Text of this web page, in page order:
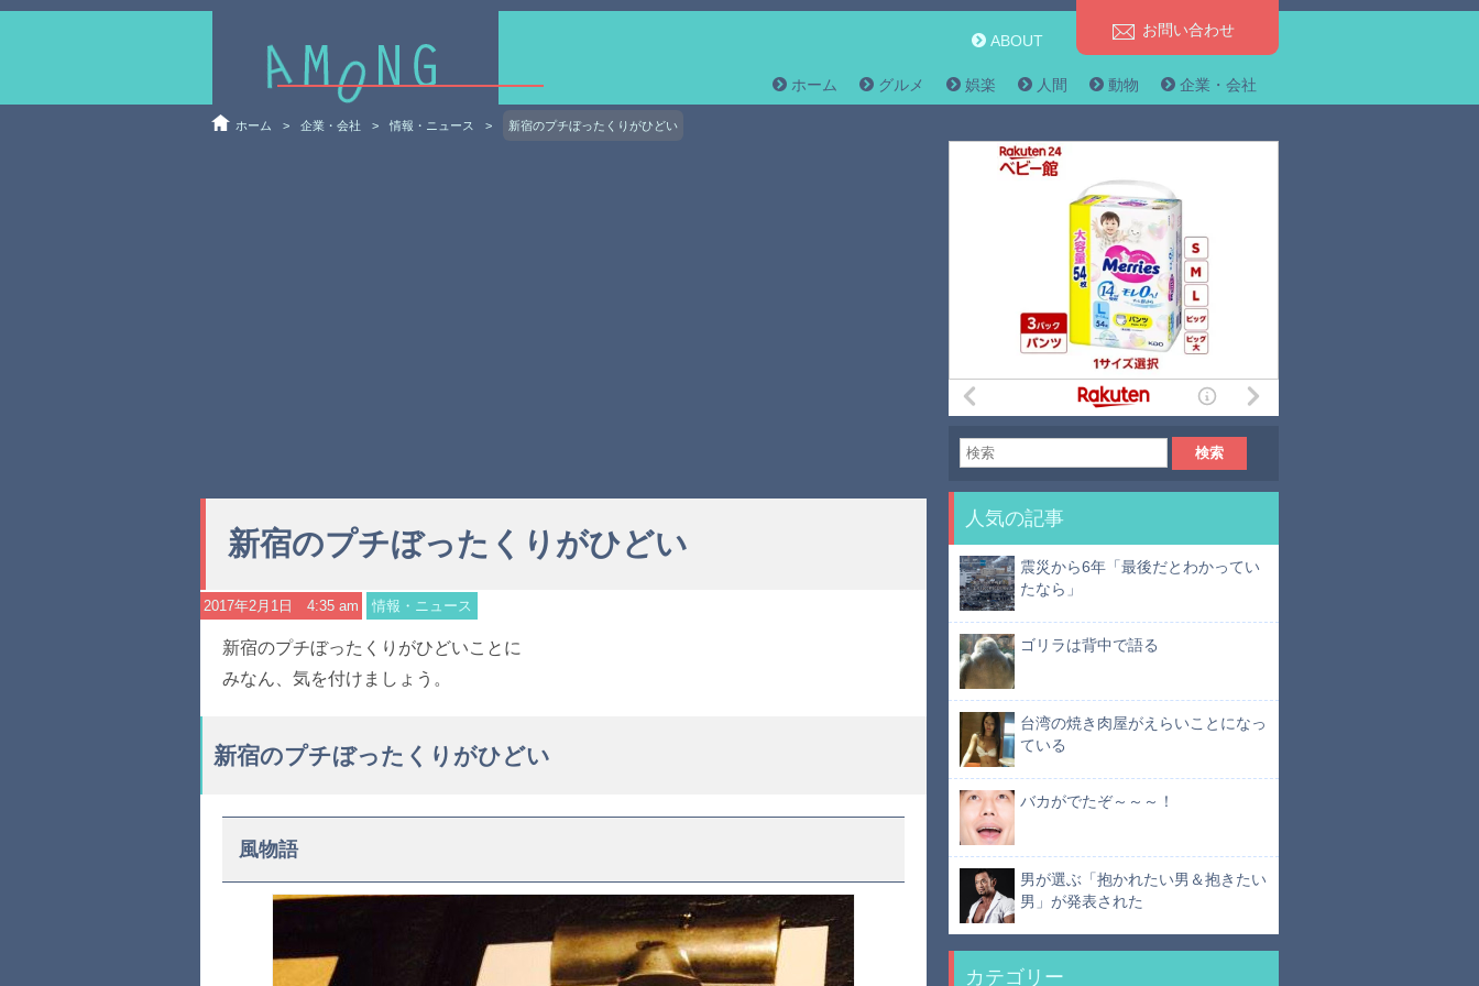
お問い合わせ
ABOUT
ホーム グルメ 娯楽 人間 動物 企業・会社
ホーム > 企業・会社 > 情報・ニュース > 新宿のプチぼったくりがひどい
新宿のプチぼったくりがひどい
2017年2月1日 4:35 am 情報・ニュース
新宿のプチぼったくりがひどいことに
みなん、気を付けましょう。
新宿のプチぼったくりがひどい
風物語
人気の記事
震災から6年「最後だとわかってい
たなら」
ゴリラは背中で語る
台湾の焼き肉屋がえらいことになっ
ている
バカがでたぞ～～～！
男が選ぶ「抱かれたい男＆抱きたい
男」が発表された
カテゴリー